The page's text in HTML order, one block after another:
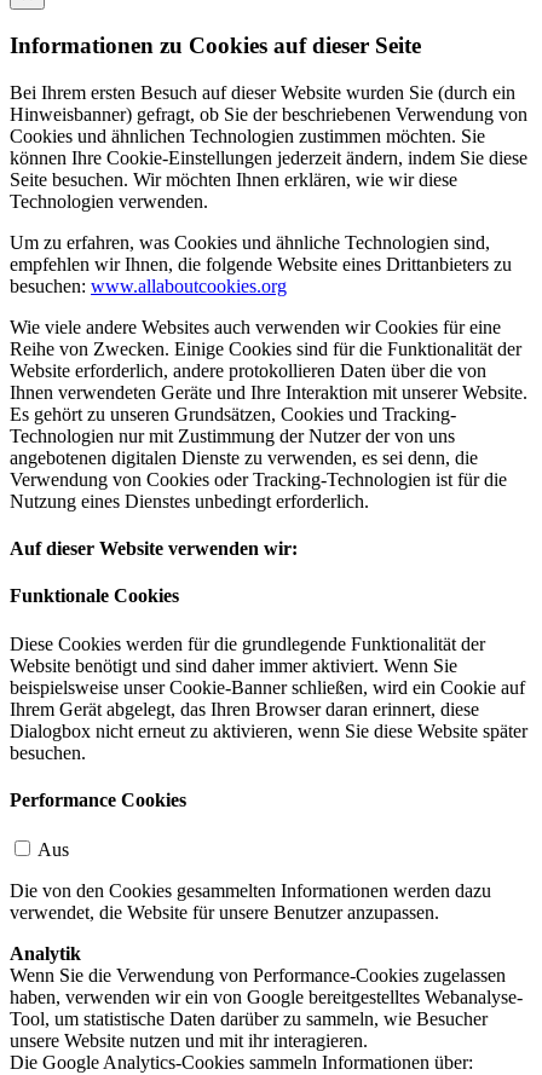
Informationen zu Cookies auf dieser Seite
Bei Ihrem ersten Besuch auf dieser Website wurden Sie (durch ein
Hinweisbanner) gefragt, ob Sie der beschriebenen Verwendung von
Cookies und ähnlichen Technologien zustimmen möchten. Sie
können Ihre Cookie-Einstellungen jederzeit ändern, indem Sie diese
Seite besuchen. Wir möchten Ihnen erklären, wie wir diese
Technologien verwenden.
Um zu erfahren, was Cookies und ähnliche Technologien sind,
empfehlen wir Ihnen, die folgende Website eines Drittanbieters zu
besuchen: www.allaboutcookies.org
Wie viele andere Websites auch verwenden wir Cookies für eine
Reihe von Zwecken. Einige Cookies sind für die Funktionalität der
Website erforderlich, andere protokollieren Daten über die von
Ihnen verwendeten Geräte und Ihre Interaktion mit unserer Website.
Es gehört zu unseren Grundsätzen, Cookies und Tracking-
Technologien nur mit Zustimmung der Nutzer der von uns
angebotenen digitalen Dienste zu verwenden, es sei denn, die
Verwendung von Cookies oder Tracking-Technologien ist für die
Nutzung eines Dienstes unbedingt erforderlich.
Auf dieser Website verwenden wir:
Funktionale Cookies
Diese Cookies werden für die grundlegende Funktionalität der
Website benötigt und sind daher immer aktiviert. Wenn Sie
beispielsweise unser Cookie-Banner schließen, wird ein Cookie auf
Ihrem Gerät abgelegt, das Ihren Browser daran erinnert, diese
Dialogbox nicht erneut zu aktivieren, wenn Sie diese Website später
besuchen.
Performance Cookies
Aus
Die von den Cookies gesammelten Informationen werden dazu
verwendet, die Website für unsere Benutzer anzupassen.
Analytik
Wenn Sie die Verwendung von Performance-Cookies zugelassen
haben, verwenden wir ein von Google bereitgestelltes Webanalyse-
Tool, um statistische Daten darüber zu sammeln, wie Besucher
unsere Website nutzen und mit ihr interagieren.
Die Google Analytics-Cookies sammeln Informationen über: